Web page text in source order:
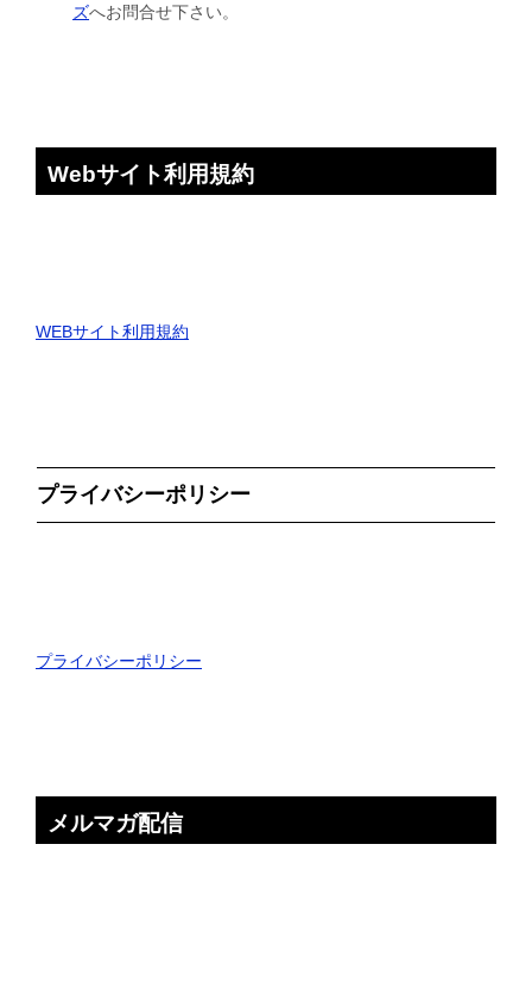
ズへお問合せ下さい。
Webサイト利用規約
WEBサイト利用規約
プライバシーポリシー
プライバシーポリシー
メルマガ配信